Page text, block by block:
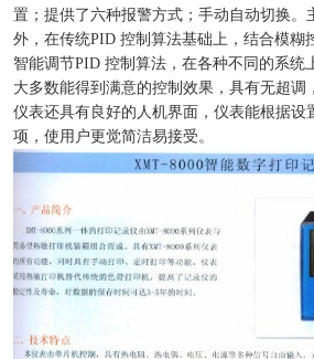
置；提供了六种报警方式；手动自动切换。
外，在传统PID 控制算法基础上，结合模糊
智能调节PID 控制算法，在各种不同的系统
大多数能得到满意的控制效果，具有无超调
仪表还具有良好的人机界面，仪表能根据设
项，使用户更觉简洁易接受。